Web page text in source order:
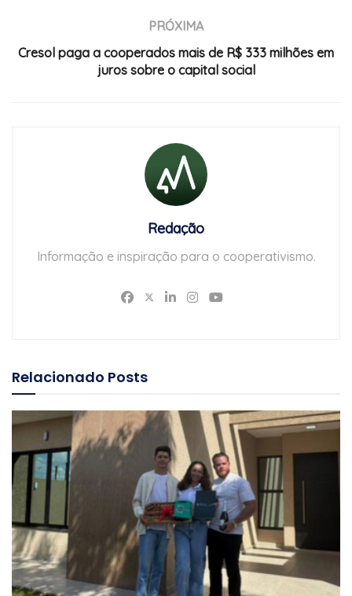
PRÓXIMA
Cresol paga a cooperados mais de R$ 333 milhões em
juros sobre o capital social
Redação
Informação e inspiração para o cooperativismo.
Relacionado Posts